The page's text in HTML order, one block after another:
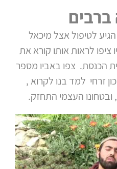
לטיפול אצל מיכאל
ציפו לראות אותו קורא את
הכנסת. צפו באביו מספר
זרחי למד בנו לקרוא ,
העצמי התחזק.